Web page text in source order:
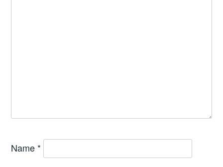
Name *